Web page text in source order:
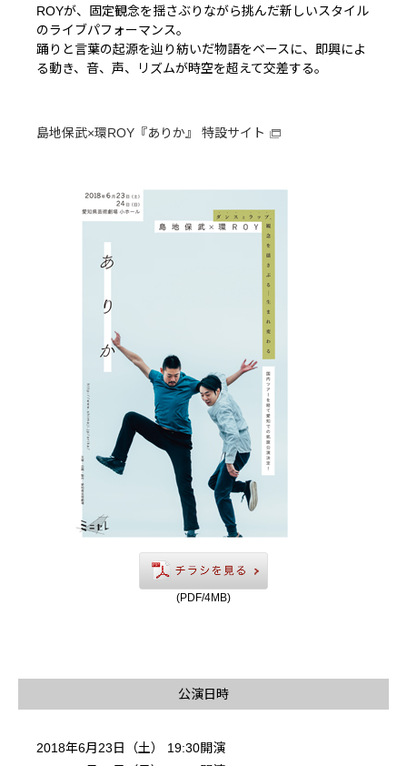
ROYが、固定観念を揺さぶりながら挑んだ新しいスタイル
のライブパフォーマンス。
踊りと言葉の起源を辿り紡いだ物語をベースに、即興によ
る動き、音、声、リズムが時空を超えて交差する。
島地保武×環ROY『ありか』 特設サイト
(PDF/4MB)
公演日時
2018年6月23日（土） 19:30開演